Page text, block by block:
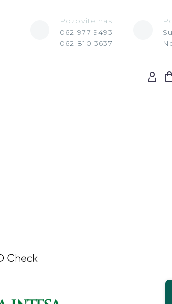
Pozovite nas
062 977 9493
062 810 3637